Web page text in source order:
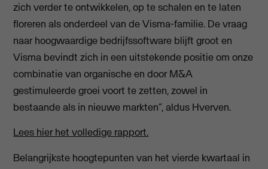
zich verder te ontwikkelen, op te schalen en te laten
floreren als onderdeel van de Visma-familie. De vraag
naar hoogwaardige bedrijfssoftware blijft groot en
Visma bevindt zich in een uitstekende positie om onze
combinatie van organische en door M&A
gestimuleerde groei voort te zetten, zowel in
bestaande als in nieuwe markten”, aldus Hverven.
Lees hier het volledige rapport.
Belangrijkste hoogtepunten van het vierde kwartaal in